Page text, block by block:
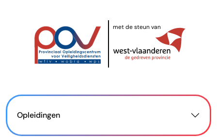
met de steun van
Opleidingen